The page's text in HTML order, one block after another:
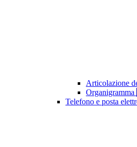
Articolazione
Organigramma
Telefono e posta